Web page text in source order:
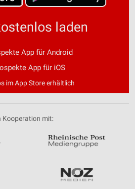
laden
App für Android
App für iOS
im App Store erhältlich
Kooperation mit: